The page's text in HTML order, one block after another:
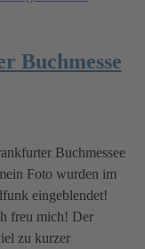
Buchmesse
Buchmessee
Foto wurden im
eingeblendet!
freu mich! Der
zu kurzer